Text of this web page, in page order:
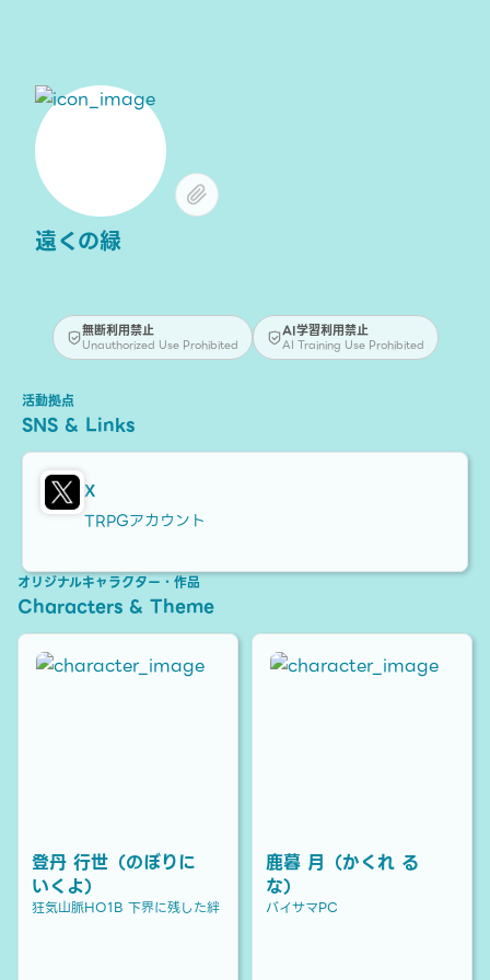
遠くの緑
無断利用禁止
Unauthorized Use Prohibited
AI学習利用禁止
AI Training Use Prohibited
活動拠点
SNS & Links
X
TRPGアカウント
オリジナルキャラクター・作品
Characters & Theme
登丹 行世（のぼりに
いくよ）
狂気山脈HO1B 下界に残した絆
鹿暮 月（かくれ る
な）
バイサマPC